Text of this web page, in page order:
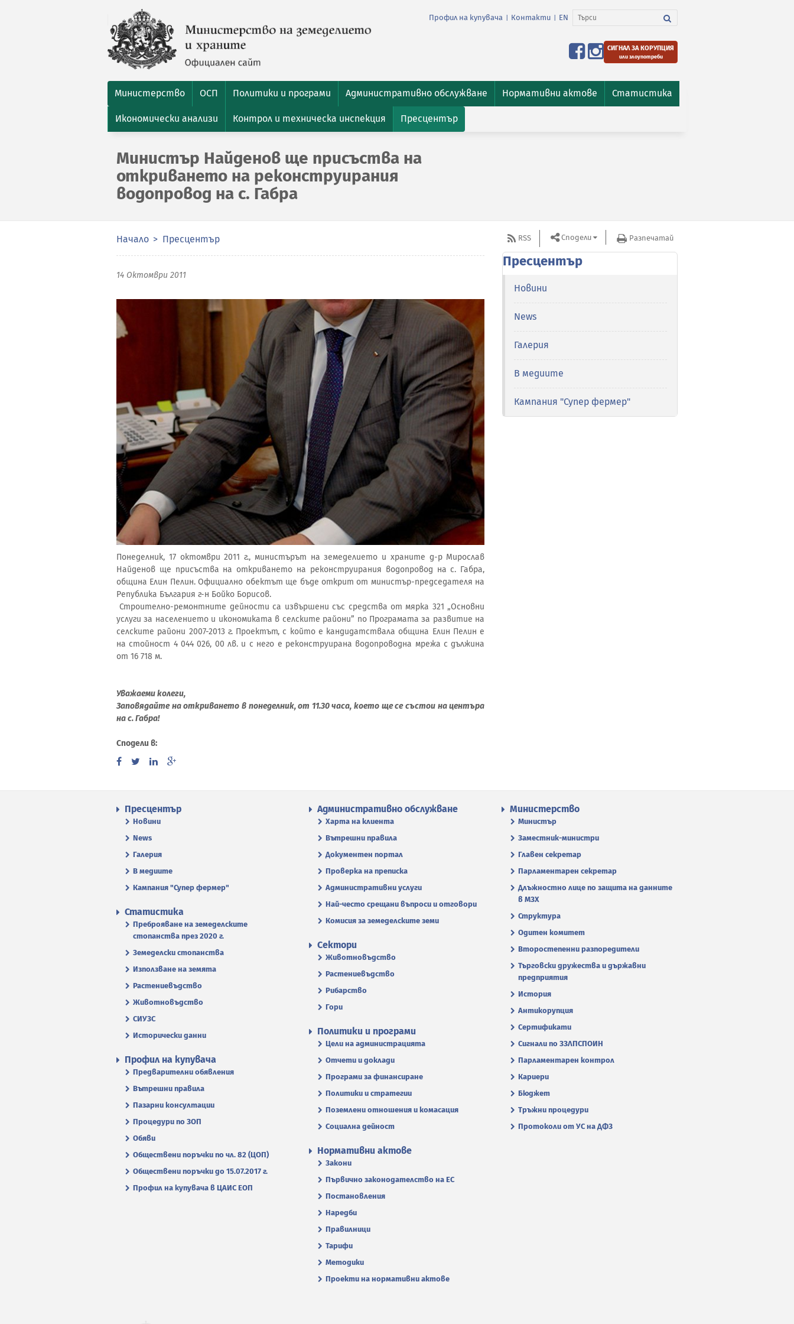
Профил на купувача Контакти EN
СИГНАЛ ЗА КОРУПЦИЯ
или злоупотреби
Министерство ОСП Политики и програми Административно обслужване Нормативни актове Статистика
Икономически анализи Контрол и техническа инспекция Пресцентър
Министър Найденов ще присъства на
откриването на реконструирания
водопровод на с. Габра
Начало Пресцентър
14 Октомври 2011
Понеделник, 17 октомври 2011 г., министърът на земеделието и храните д-р Мирослав
Найденов ще присъства на откриването на реконструирания водопровод на с. Габра,
община Елин Пелин. Официално обектът ще бъде открит от министър-председателя на
Република България г-н Бойко Борисов.
Строително-ремонтните дейности са извършени със средства от мярка 321 „Основни
услуги за населението и икономиката в селските райони” по Програмата за развитие на
селските райони 2007-2013 г. Проектът, с който е кандидатствала община Елин Пелин е
на стойност 4 044 026, 00 лв. и с него е реконструирана водопроводна мрежа с дължина
от 16 718 м.
Уважаеми колеги,
Заповядайте на откриването в понеделник, от 11.30 часа, което ще се състои на центъра
на с. Габра!
Сподели в:
RSS Сподели Разпечатай
Пресцентър
Новини
News
Галерия
В медиите
Кампания "Супер фермер"
Пресцентър
Новини
News
Галерия
В медиите
Кампания "Супер фермер"
Административно обслужване
Харта на клиента
Вътрешни правила
Документен портал
Проверка на преписка
Административни услуги
Най-често срещани въпроси и отговори
Комисия за земеделските земи
Министерство
Министър
Заместник-министри
Главен секретар
Парламентарен секретар
Длъжностно лице по защита на данните
в МЗХ
Структура
Одитен комитет
Второстепенни разпоредители
Търговски дружества и държавни
предприятия
История
Антикорупция
Сертификати
Сигнали по ЗЗЛПСПОИН
Парламентарен контрол
Кариери
Бюджет
Тръжни процедури
Протоколи от УС на ДФЗ
Статистика
Преброяване на земеделските
стопанства през 2020 г.
Земеделски стопанства
Използване на земята
Растениевъдство
Животновъдство
СИУЗС
Исторически данни
Сектори
Животновъдство
Растениевъдство
Рибарство
Гори
Политики и програми
Цели на администрацията
Отчети и доклади
Програми за финансиране
Политики и стратегии
Поземлени отношения и комасация
Социална дейност
Профил на купувача
Предварителни обявления
Вътрешни правила
Пазарни консултации
Процедури по ЗОП
Обяви
Обществени поръчки по чл. 82 (ЦОП)
Обществени поръчки до 15.07.2017 г.
Профил на купувача в ЦАИС ЕОП
Нормативни актове
Закони
Първично законодателство на ЕС
Постановления
Наредби
Правилници
Тарифи
Методики
Проекти на нормативни актове